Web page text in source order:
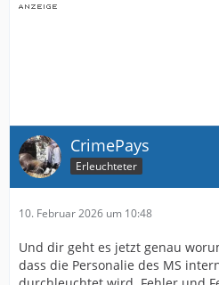
CrimePays
Erleuchteter
10. Februar 2026 um 10:48
Und dir geht es jetzt genau
dass die Personalie des MS